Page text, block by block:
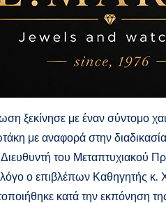
ξεκίνησε με έναν σύντομο
με αναφορά στην
του Μεταπτυχιακού
ο επιβλέπων Καθηγητής
κατά την εκπόνηση